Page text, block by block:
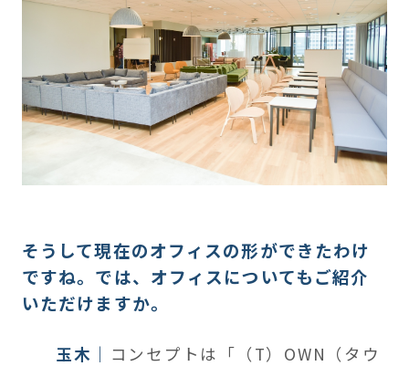
そうして現在のオフィスの形ができたわけ
ですね。では、オフィスについてもご紹介
いただけますか。
玉木
コンセプトは「（T）OWN（タウ